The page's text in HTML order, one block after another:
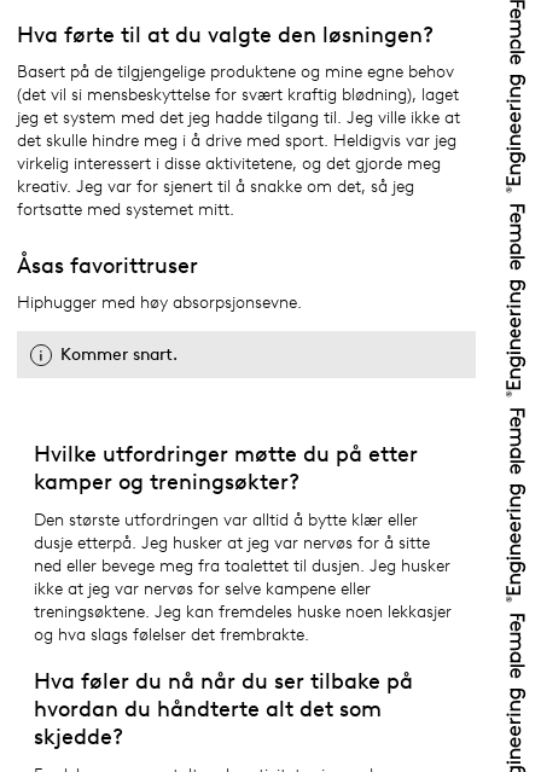
Hva førte til at du valgte den løsningen?
Basert på de tilgjengelige produktene og mine egne behov
(det vil si mensbeskyttelse for svært kraftig blødning), laget
jeg et system med det jeg hadde tilgang til. Jeg ville ikke at
det skulle hindre meg i å drive med sport. Heldigvis var jeg
virkelig interessert i disse aktivitetene, og det gjorde meg
kreativ. Jeg var for sjenert til å snakke om det, så jeg
fortsatte med systemet mitt.
Åsas favorittruser
Hiphugger med høy absorpsjonsevne.
Kommer snart.
Hvilke utfordringer møtte du på etter
kamper og treningsøkter?
Den største utfordringen var alltid å bytte klær eller
dusje etterpå. Jeg husker at jeg var nervøs for å sitte
ned eller bevege meg fra toalettet til dusjen. Jeg husker
ikke at jeg var nervøs for selve kampene eller
treningsøktene. Jeg kan fremdeles huske noen lekkasjer
og hva slags følelser det frembrakte.
Hva føler du nå når du ser tilbake på
hvordan du håndterte alt det som
skjedde?